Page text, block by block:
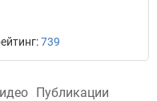
739
Публикации